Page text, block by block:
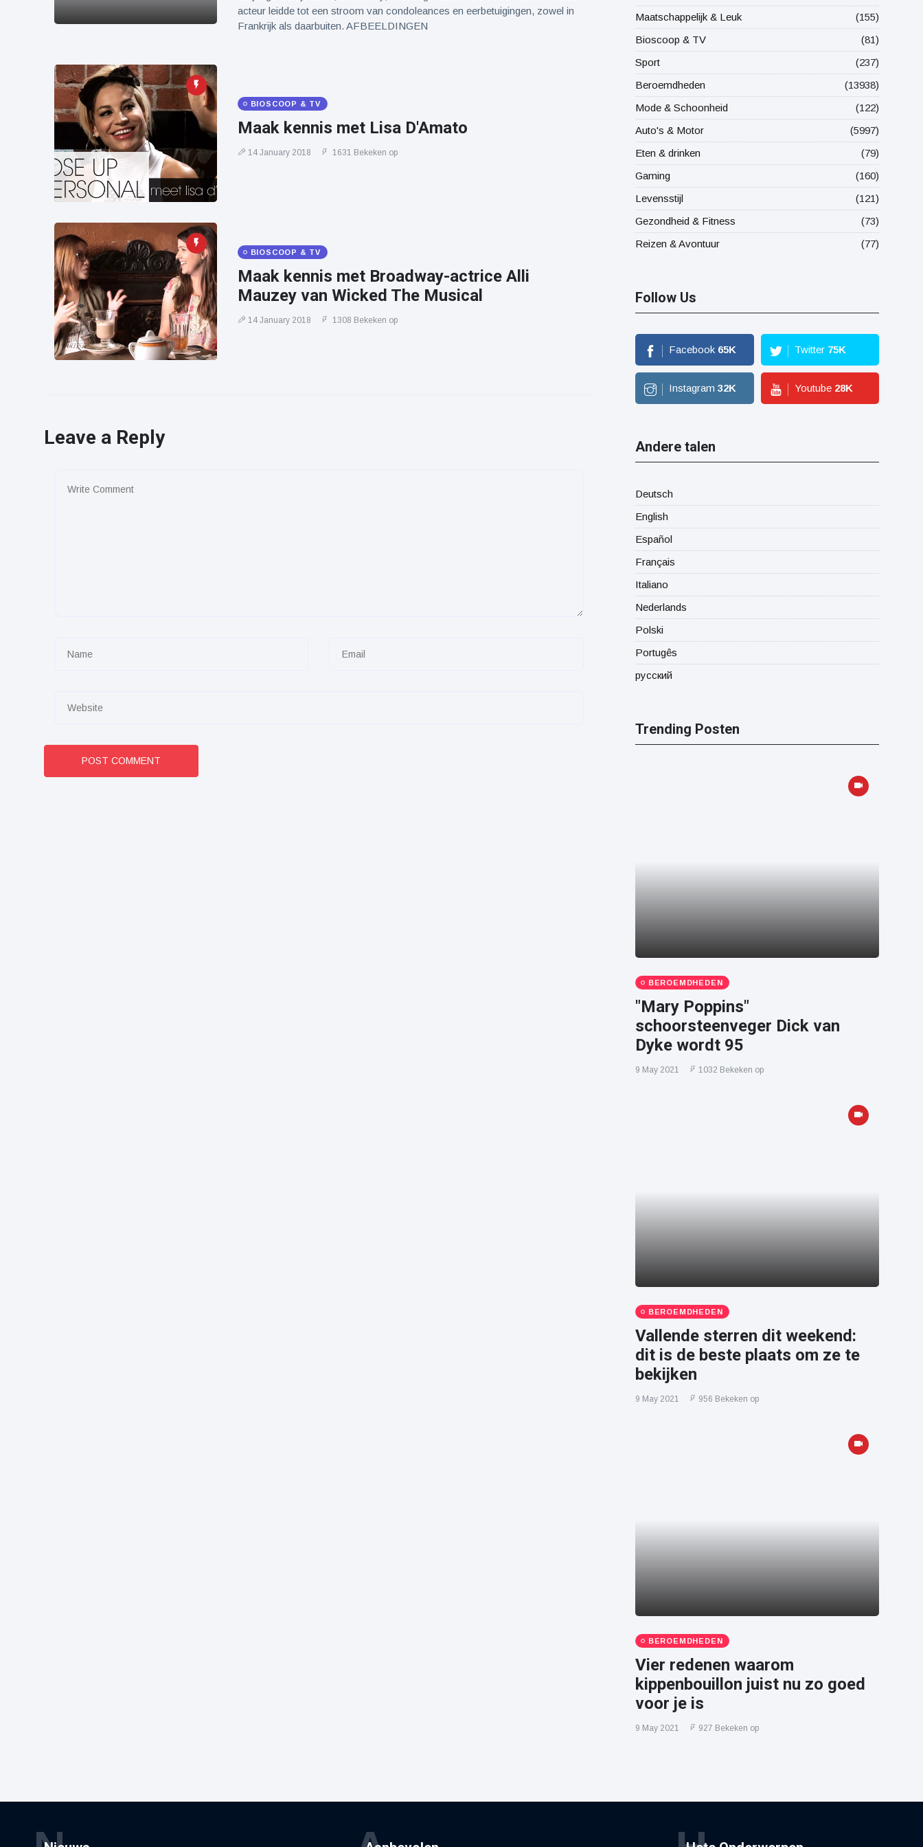
acteur leidde tot een stroom van condoleances en eerbetuigingen, zowel in
Frankrijk als daarbuiten. AFBEELDINGEN
BIOSCOOP & TV
Maak kennis met Lisa D'Amato
14 January 2018 1631 Bekeken op
BIOSCOOP & TV
Maak kennis met Broadway-actrice Alli
Mauzey van Wicked The Musical
14 January 2018 1308 Bekeken op
Leave a Reply
POST COMMENT
Maatschappelijk & Leuk
(155)
Bioscoop & TV
(81)
Sport
(237)
Beroemdheden
(13938)
Mode & Schoonheid
(122)
Auto's & Motor
(5997)
Eten & drinken
(79)
Gaming
(160)
Levensstijl
(121)
Gezondheid & Fitness
(73)
Reizen & Avontuur
(77)
Follow Us
Facebook 65K Twitter 75K
Instagram 32K Youtube 28K
Andere talen
Deutsch
English
Español
Français
Italiano
Nederlands
Polski
Portugês
русский
Trending Posten
BEROEMDHEDEN
"Mary Poppins"
schoorsteenveger Dick van
Dyke wordt 95
9 May 2021 1032 Bekeken op
BEROEMDHEDEN
Vallende sterren dit weekend:
dit is de beste plaats om ze te
bekijken
9 May 2021 956 Bekeken op
BEROEMDHEDEN
Vier redenen waarom
kippenbouillon juist nu zo goed
voor je is
9 May 2021 927 Bekeken op